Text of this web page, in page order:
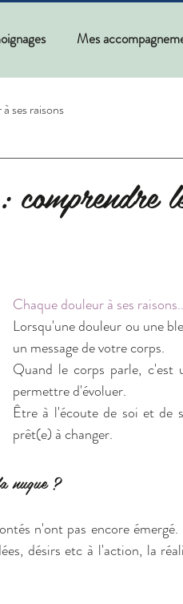
Mes
ses raisons
comprendre
Chaque douleur à ses
Lorsqu'une douleur ou une
un message de votre corps.
Quand le corps parle, c'est
permettre d'évoluer.
Être à l'écoute de soi et de
prêt(e) à changer.
nuque ?
n'ont pas encore émergé.
désirs etc à l'action, la